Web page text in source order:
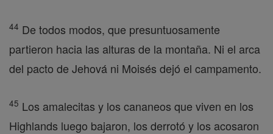
44 De todos modos, que presuntuosamente
partieron hacia las alturas de la montaña. Ni el arca
del pacto de Jehová ni Moisés dejó el campamento.
45 Los amalecitas y los cananeos que viven en los
Highlands luego bajaron, los derrotó y los acosaron